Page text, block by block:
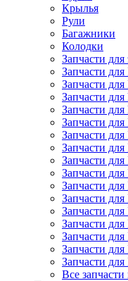
Крылья
Рули
Багажники
Колодки
Запчасти
Запчасти
Запчасти
Запчасти
Запчасти
Запчасти
Запчасти для
Запчасти
Запчасти
Запчасти
Запчасти
Запчасти
Запчасти
Запчасти
Запчасти
Запчасти
Запчасти
Все